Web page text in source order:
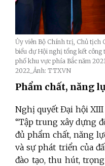
Ủy viên Bộ Chính trị, Chủ tịch
biểu dự Hội nghị tổng kết
phố khu vực phía Bắc năm
2022_Ảnh: TTXVN
Phẩm chất, năng
Nghị quyết Đại hội
“Tập trung xây dựng
đủ phẩm chất, năng
và sự phát triển của
đào tạo, thu hút,